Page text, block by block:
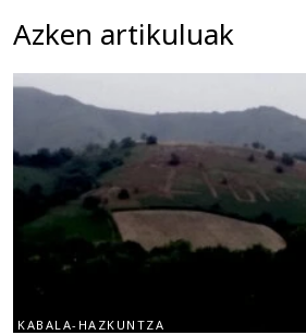
Azken artikuluak
KABALA-HAZKUNTZA